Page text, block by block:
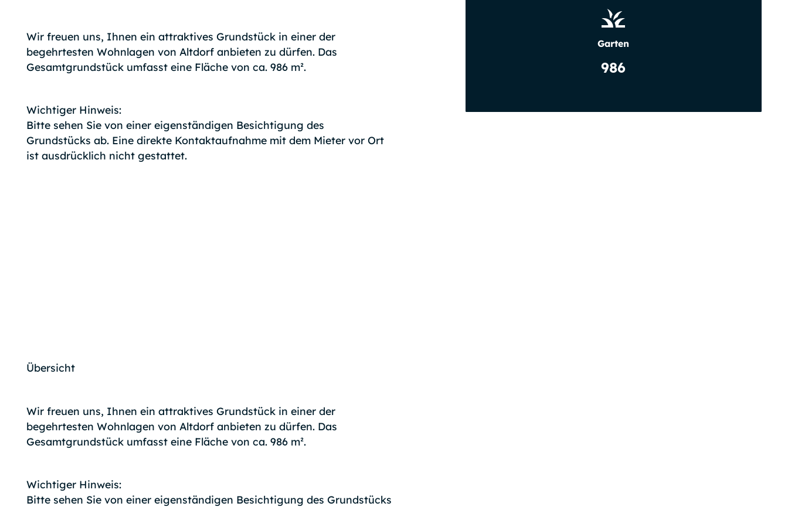
Wir freuen uns, Ihnen ein attraktives Grundstück in einer der
begehrtesten Wohnlagen von Altdorf anbieten zu dürfen. Das
Gesamtgrundstück umfasst eine Fläche von ca. 986 m².
Wichtiger Hinweis:
Bitte sehen Sie von einer eigenständigen Besichtigung des
Grundstücks ab. Eine direkte Kontaktaufnahme mit dem Mieter vor Ort
ist ausdrücklich nicht gestattet.
Garten
986
Übersicht
Wir freuen uns, Ihnen ein attraktives Grundstück in einer der
begehrtesten Wohnlagen von Altdorf anbieten zu dürfen. Das
Gesamtgrundstück umfasst eine Fläche von ca. 986 m².
Wichtiger Hinweis:
Bitte sehen Sie von einer eigenständigen Besichtigung des Grundstücks